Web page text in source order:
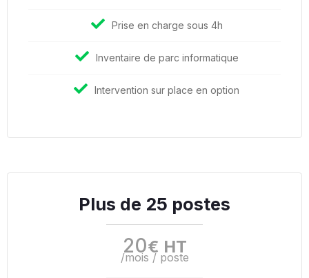
Prise en charge sous 4h
Inventaire de parc informatique
Intervention sur place en option
Plus de 25 postes
20€ HT
/mois / poste